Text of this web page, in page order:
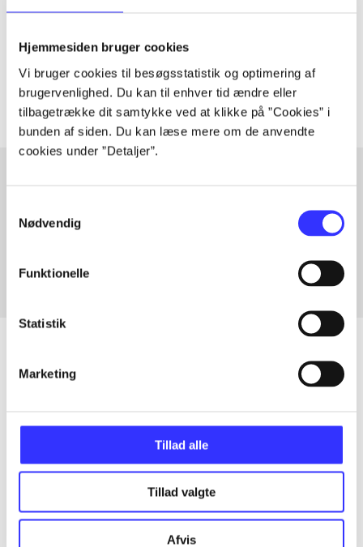
Hjemmesiden bruger cookies
Vi bruger cookies til besøgsstatistik og optimering af
brugervenlighed. Du kan til enhver tid ændre eller
tilbagetrække dit samtykke ved at klikke på ”Cookies” i
bunden af siden. Du kan læse mere om de anvendte
cookies under ”Detaljer”.
Nødvendig
Funktionelle
Statistik
Marketing
Tillad alle
Tillad valgte
Afvis
Tidsskrift
Artiklerne i handler ofte om
Artikler med samme emner
...
...